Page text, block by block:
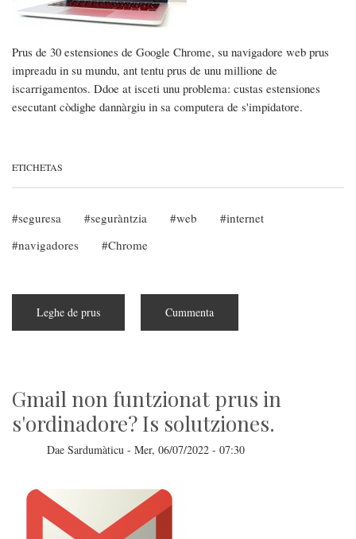
Prus de 30 estensiones de Google Chrome, su navigadore web prus
impreadu in su mundu, ant tentu prus de unu millione de
iscarrigamentos. Ddoe at isceti unu problema: custas estensiones
esecutant còdighe dannàrgiu in sa computera de s'impidatore.
ETICHETAS
seguresa seguràntzia web
internet
navigadores
Chrome
Leghe de prus
atentzione
Cummenta
Gmail non funtzionat prus in
s'ordinadore? Is solutziones.
Dae Sardumàticu - Mer, 06/07/2022 - 07:30